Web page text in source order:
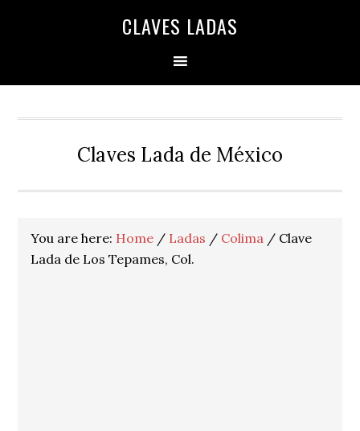
CLAVES LADAS
Claves Lada de México
You are here: Home / Ladas / Colima / Clave
Lada de Los Tepames, Col.